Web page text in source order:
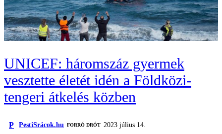
UNICEF: háromszáz gyermek
vesztette életét idén a Földközi-
tengeri átkelés közben
P PestiSrácok.hu FORRÓ DRÓT
2023 július 14.